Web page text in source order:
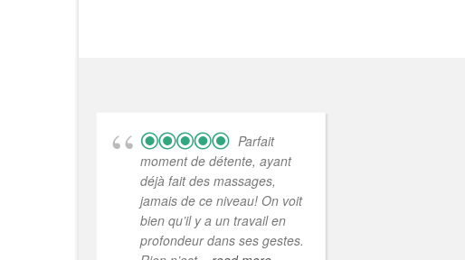
Parfait
moment de détente, ayant
déjà fait des massages,
jamais de ce niveau! On voit
bien qu’il y a un travail en
profondeur dans ses gestes.